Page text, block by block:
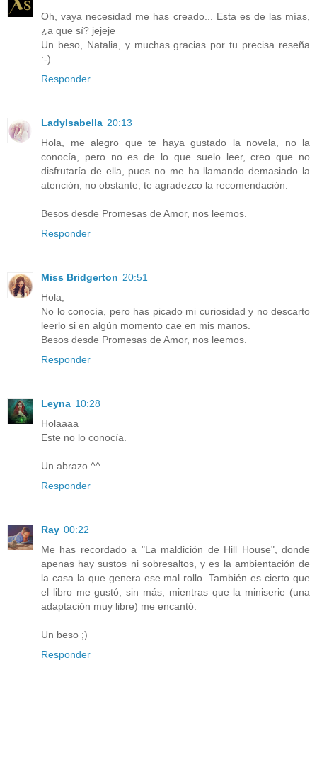
Oh, vaya necesidad me has creado... Esta es de las mías,
¿a que sí? jejeje
Un beso, Natalia, y muchas gracias por tu precisa reseña
:-)
Responder
LadyIsabella 20:13
Hola, me alegro que te haya gustado la novela, no la
conocía, pero no es de lo que suelo leer, creo que no
disfrutaría de ella, pues no me ha llamando demasiado la
atención, no obstante, te agradezco la recomendación.
Besos desde Promesas de Amor, nos leemos.
Responder
Miss Bridgerton 20:51
Hola,
No lo conocía, pero has picado mi curiosidad y no descarto
leerlo si en algún momento cae en mis manos.
Besos desde Promesas de Amor, nos leemos.
Responder
Leyna 10:28
Holaaaa
Este no lo conocía.
Un abrazo ^^
Responder
Ray 00:22
Me has recordado a "La maldición de Hill House", donde
apenas hay sustos ni sobresaltos, y es la ambientación de
la casa la que genera ese mal rollo. También es cierto que
el libro me gustó, sin más, mientras que la miniserie (una
adaptación muy libre) me encantó.
Un beso ;)
Responder